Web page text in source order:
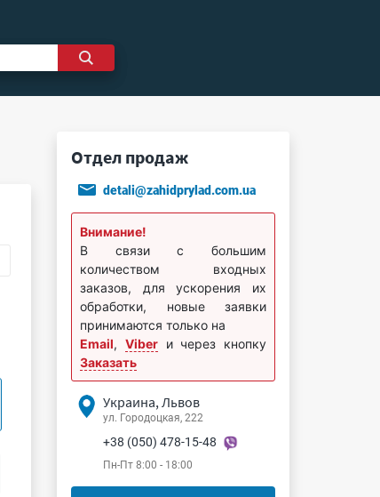
Отдел продаж
detali@zahidprylad.com.ua
Внимание!
В связи с большим
количеством входных
заказов, для ускорения их
обработки, новые заявки
принимаются только на
Email, Viberи через кнопку
Заказать
Украина, Львов
ул. Городоцкая, 222
+38 (050) 478-15-48
Пн-Пт 8:00 - 18:00